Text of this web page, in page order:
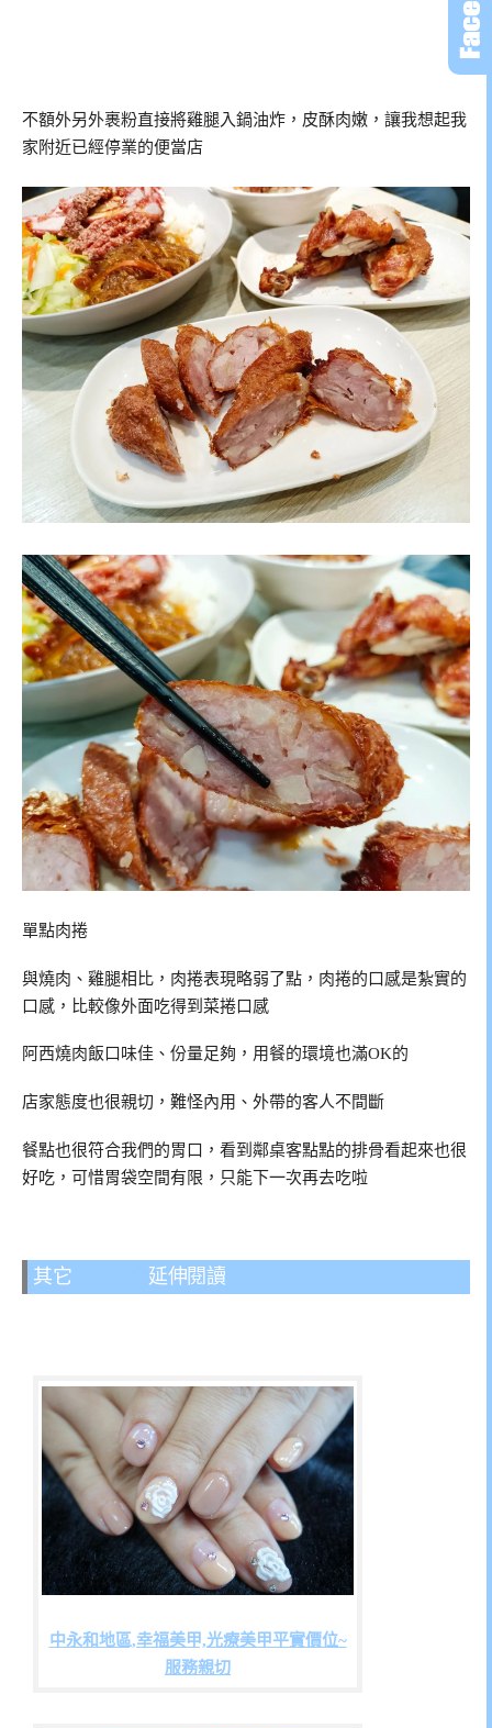
不額外另外裹粉直接將雞腿入鍋油炸，皮酥肉嫩，讓我想起我
家附近已經停業的便當店
單點肉捲
與燒肉、雞腿相比，肉捲表現略弱了點，肉捲的口感是紮實的
口感，比較像外面吃得到菜捲口感
阿西燒肉飯口味佳、份量足夠，用餐的環境也滿OK的
店家態度也很親切，難怪內用、外帶的客人不間斷
餐點也很符合我們的胃口，看到鄰桌客點點的排骨看起來也很
好吃，可惜胃袋空間有限，只能下一次再去吃啦
其它 延伸閱讀
中永和地區,幸福美甲,光療美甲平實價位~
服務親切